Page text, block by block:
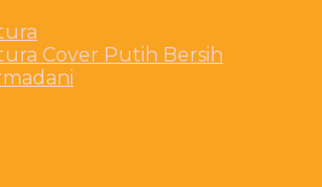
Cover Putih Bersih